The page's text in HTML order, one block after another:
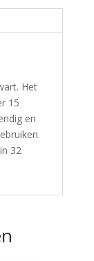
Het
15
en
32